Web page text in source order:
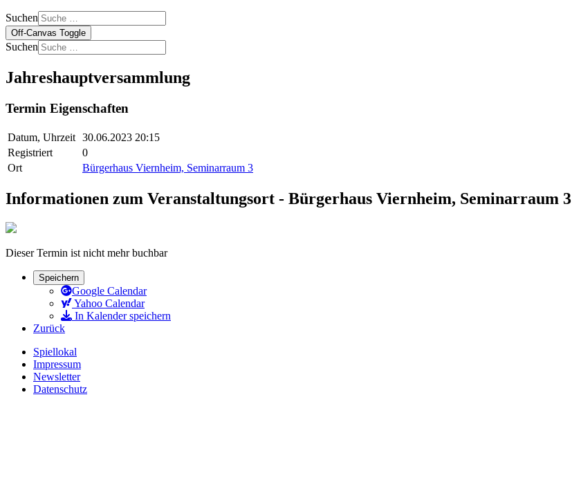
Suchen
Off-Canvas Toggle
Suchen
Jahreshauptversammlung
Termin Eigenschaften
Datum, Uhrzeit 30.06.2023 20:15
Registriert
0
Ort
Bürgerhaus Viernheim, Seminarraum 3
Informationen zum Veranstaltungsort - Bürgerhaus Viernheim, Seminarraum 3
Dieser Termin ist nicht mehr buchbar
Speichern
Google Calendar
Yahoo Calendar
In Kalender speichern
Zurück
Spiellokal
Impressum
Newsletter
Datenschutz